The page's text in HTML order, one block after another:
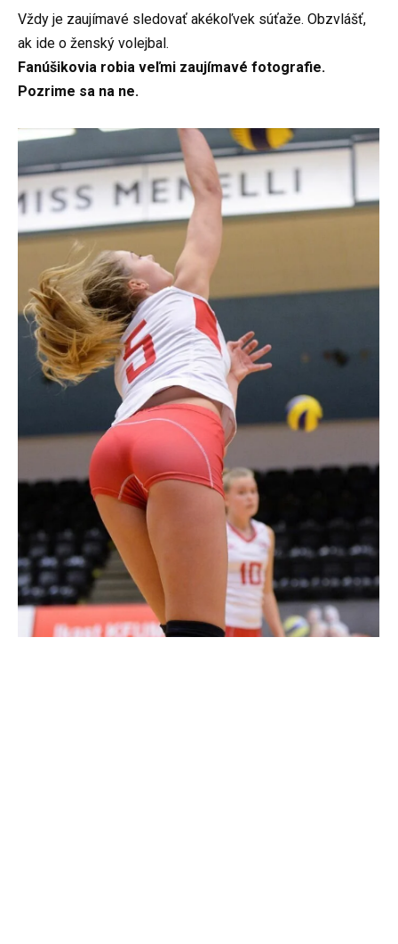
Vždy je zaujímavé sledovať akékoľvek súťaže. Obzvlášť,
ak ide o ženský volejbal.
Fanúšikovia robia veľmi zaujímavé fotografie.
Pozrime sa na ne.